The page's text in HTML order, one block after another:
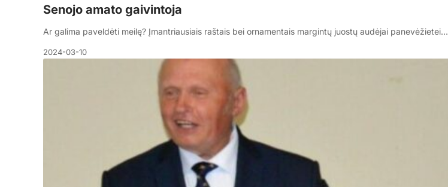
Senojo amato gaivintoja
Ar galima paveldėti meilę? Įmantriausiais raštais bei ornamentais margintų juostų audėjai panevėžietei…
2024-03-10